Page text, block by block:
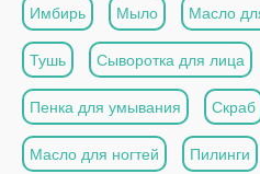
Имбирь Мыло Масло
Тушь Сыворотка для лица
Пенка для умывания Скраб
Масло для ногтей Пилинги